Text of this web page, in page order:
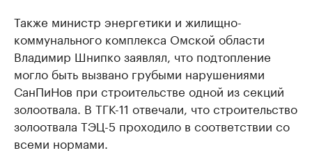
Также министр энергетики и жилищно-
коммунального комплекса Омской области
Владимир Шнипко заявлял, что подтопление
могло быть вызвано грубыми нарушениями
СанПиНов при строительстве одной из секций
золоотвала. В ТГК-11 отвечали, что строительство
золоотвала ТЭЦ-5 проходило в соответствии со
всеми нормами.